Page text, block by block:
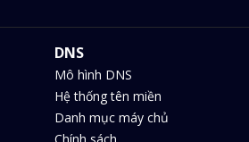
DNS
Mô hình DNS
Hệ thống tên miền
Danh mục máy chủ